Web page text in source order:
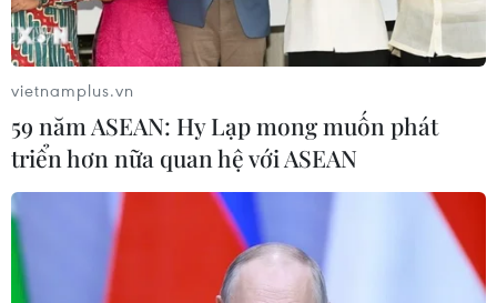
Mỹ điều tra sự cố hàng không liên
quan đến trực thăng chở Tổng thống
Trump
06/08/2026 04:38
Tòa án Mỹ chỉ định hội đồng thẩm
phán xét xử các vụ kiện về thuế quan
Mục 301
06/08/2026 02:23
vietnamplus.vn
59 năm ASEAN: Hy Lạp mong muốn phát
triển hơn nữa quan hệ với ASEAN